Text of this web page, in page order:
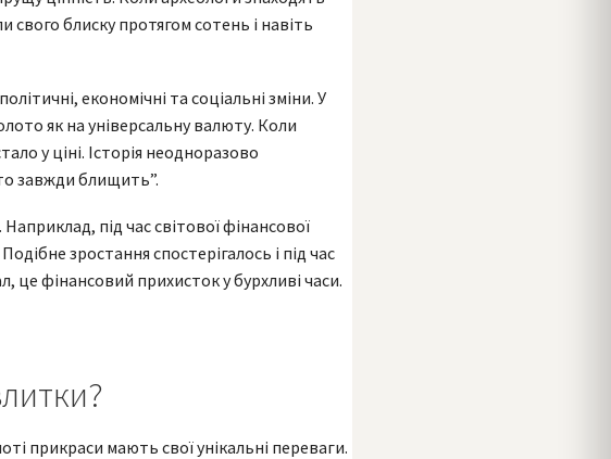
блиску протягом сотень і навіть
економічні та соціальні зміни. У
як на універсальну валюту. Коли
у ціні. Історія неодноразово
завжди блищить”.
під час світової фінансової
зростання спостерігалось і під час
це фінансовий прихисток у бурхливі часи.
прикраси мають свої унікальні переваги.